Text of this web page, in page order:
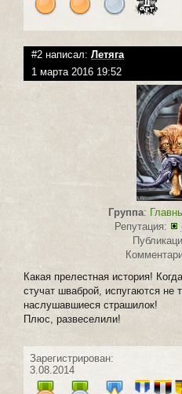
#2 написал: Летяга
1 марта 2016 19:52
Группа:
Репутация:
Какая прелестная история!
стучат шваброй, испугаются не
наслушавшиеся страшилок!
Плюс, развеселили!
Зарегистрирован:
3.08.2014